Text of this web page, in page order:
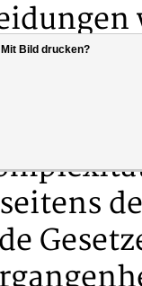
auch
Mit Bild drucken?